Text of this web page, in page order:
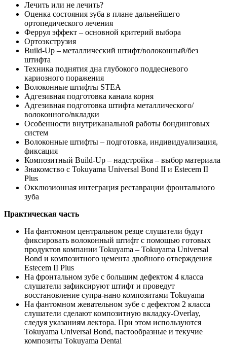
Лечить или не лечить?
Оценка состояния зуба в плане дальнейшего
ортопедического лечения
Феррул эффект – основной критерий выбора
Ортоэкструзия
Build-Up – металлический штифт/волоконный/без
штифта
Техника поднятия дна глубокого поддесневого
кариозного поражения
Волоконные штифты STEA
Адгезивная подготовка канала корня
Адгезивная подготовка штифта металлического/
волоконного/вкладки
Особенности внутриканальной работы бондинговых
систем
Волоконные штифты – подготовка, индивидуализация,
фиксация
Композитный Build-Up – надстройка – выбор материала
Знакомство с Tokuyama Universal Bond II и Estecem II
Plus
Окклюзионная интеграция реставрации фронтального
зуба
Практическая часть
На фантомном центральном резце слушатели будут
фиксировать волоконный штифт с помощью готовых
продуктов компании Tokuyama – Tokuyama Universal
Bond и композитного цемента двойного отверждения
Estecem II Plus
На фронтальном зубе с большим дефектом 4 класса
слушатели зафиксируют штифт и проведут
восстановление супра-нано композитами Tokuyama
На фантомном жевательном зубе с дефектом 2 класса
слушатели сделают композитную вкладку-Overlay,
следуя указаниям лектора. При этом используются
Tokuyama Universal Bond, пастообразные и текучие
композиты Tokuyama Dental